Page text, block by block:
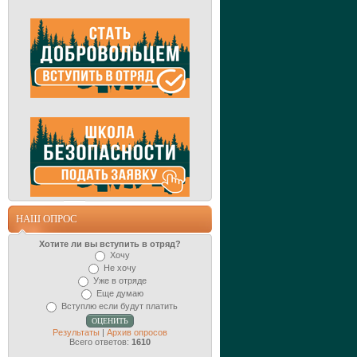
НАШ ОПРОС
Хотите ли вы вступить в отряд?
Хочу
Не хочу
Уже в отряде
Еще думаю
Вступлю если будут платить
Результаты | Архив опросов
Всего ответов: 1610